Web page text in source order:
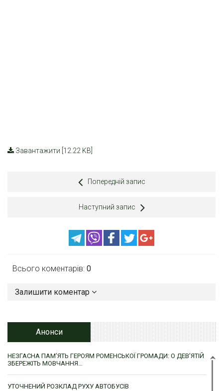
Завантажити [12.22 KB]
Попередній запис
Наступний запис
Всього коментарів: 0
Залишити коментар
Анонси
НЕЗГАСНА ПАМ’ЯТЬ ГЕРОЯМ РОМЕНСЬКОЇ ГРОМАДИ: О ДЕВ’ЯТІЙ
ЗБЕРЕЖІТЬ МОВЧАННЯ…
УТОЧНЕНИЙ РОЗКЛАД РУХУ АВТОБУСІВ